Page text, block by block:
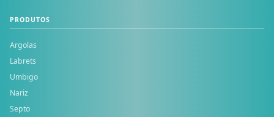
PRODUTOS
Argolas
Labrets
Umbigo
Nariz
Septo